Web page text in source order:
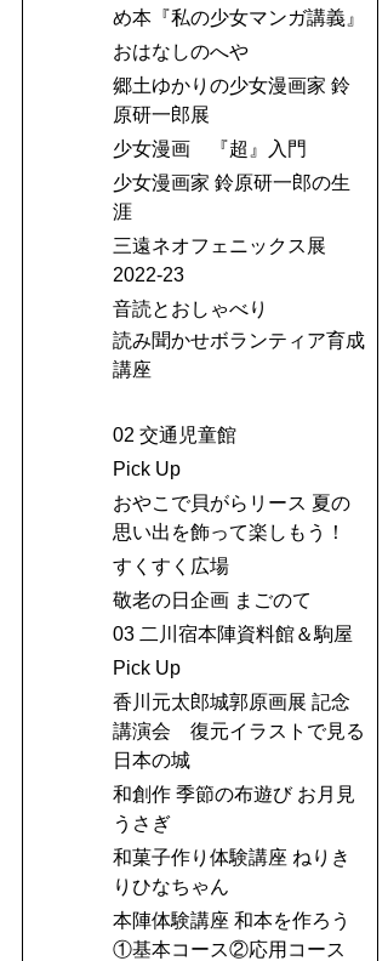
め本『私の少女マンガ講義』
おはなしのへや
郷土ゆかりの少女漫画家 鈴
原研一郎展
少女漫画 『超』入門
少女漫画家 鈴原研一郎の生
涯
三遠ネオフェニックス展
2022-23
音読とおしゃべり
読み聞かせボランティア育成
講座
02 交通児童館
Pick Up
おやこで貝がらリース 夏の
思い出を飾って楽しもう！
すくすく広場
敬老の日企画 まごのて
03 二川宿本陣資料館＆駒屋
Pick Up
香川元太郎城郭原画展 記念
講演会 復元イラストで見る
日本の城
和創作 季節の布遊び お月見
うさぎ
和菓子作り体験講座 ねりき
りひなちゃん
本陣体験講座 和本を作ろう
①基本コース②応用コース